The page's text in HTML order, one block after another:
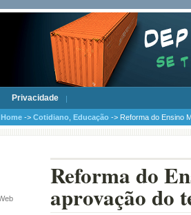
Privacidade
Home -> Cotidiano Educação -> Reforma do Ensino
Reforma do
aprovação do